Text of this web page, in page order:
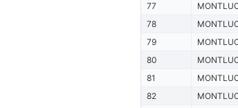
77
78
79
80
81
82